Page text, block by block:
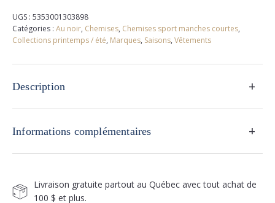
extensible
au
noir
UGS : 5353001303898
Catégories : Au noir, Chemises, Chemises sport manches courtes,
Collections printemps / été, Marques, Saisons, Vêtements
Description +
Informations complémentaires +
Livraison gratuite partout au Québec avec tout achat de
100 $ et plus.